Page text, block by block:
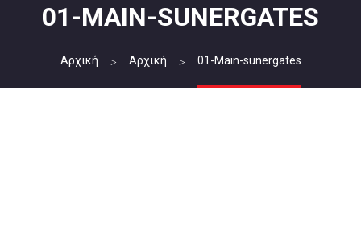
01-MAIN-SUNERGATES
Αρχική Αρχική 01-Main-sunergates